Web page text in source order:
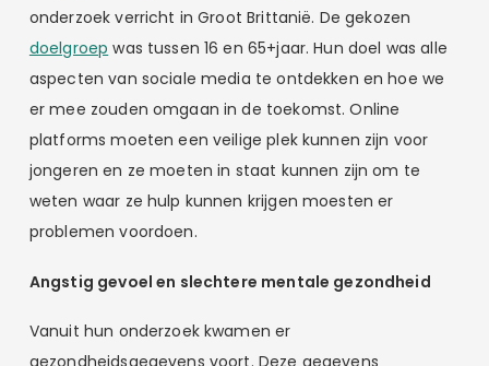
onderzoek verricht in Groot Brittanië. De gekozen
doelgroep was tussen 16 en 65+jaar. Hun doel was alle
aspecten van sociale media te ontdekken en hoe we
er mee zouden omgaan in de toekomst. Online
platforms moeten een veilige plek kunnen zijn voor
jongeren en ze moeten in staat kunnen zijn om te
weten waar ze hulp kunnen krijgen moesten er
problemen voordoen.
Angstig gevoel en slechtere mentale gezondheid
Vanuit hun onderzoek kwamen er